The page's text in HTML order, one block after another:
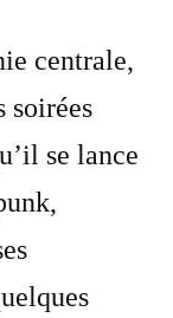
centrale,
soirées
se lance